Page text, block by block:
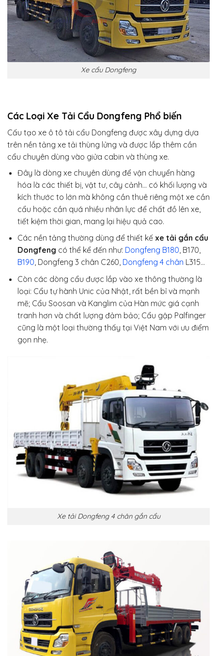
Xe cẩu Dongfeng
Các Loại Xe Tải Cẩu Dongfeng Phổ biến
Cấu tạo xe ô tô tải cẩu Dongfeng được xây dựng dựa
trên nền tảng xe tải thùng lửng và được lắp thêm cần
cẩu chuyên dùng vào giửa cabin và thùng xe.
Đây là dòng xe chuyên dùng để vận chuyển hàng
hóa là các thiết bị, vật tư, cây cảnh… có khối lượng và
kích thước to lớn mà không cần thuê riêng một xe cần
cẩu hoặc cần quá nhiều nhân lực để chất đồ lên xe,
tiết kiệm thời gian, mang lại hiệu quả cao.
Các nền tảng thường dùng để thiết kế xe tải gắn cẩu
Dongfeng có thể kể đến như: Dongfeng B180, B170,
B190, Dongfeng 3 chân C260, Dongfeng 4 chân L315…
Còn các dòng cẩu được lắp vào xe thông thường là
loại: Cẩu tự hành Unic của Nhật, rất bền bỉ và mạnh
mẽ; Cẩu Soosan và Kanglim của Hàn mức giá cạnh
tranh hơn và chất lượng đảm bảo; Cẩu gập Palfinger
cũng là một loại thường thấy tại Việt Nam với ưu điểm
gọn nhẹ.
Xe tải Dongfeng 4 chân gắn cẩu